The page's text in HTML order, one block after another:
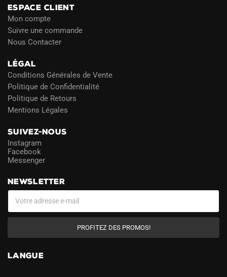
ESPACE CLIENT
Mon compte
Suivre une commande
Nous Contacter
LÉGAL
Conditions Générales de Vente
Politique de Confidentialité
Politique de Retours
Mentions Légales
SUIVEZ-NOUS
Instagram
Facebook
Messenger
NEWSLETTER
PROFITEZ DES PROMOS!
LANGUE